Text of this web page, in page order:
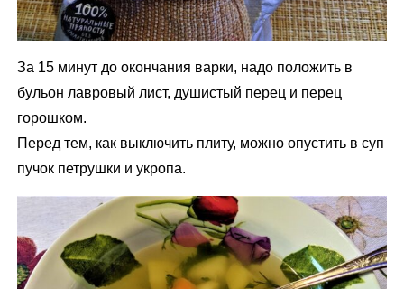
За 15 минут до окончания варки, надо положить в
бульон лавровый лист, душистый перец и перец
горошком.
Перед тем, как выключить плиту, можно опустить в суп
пучок петрушки и укропа.